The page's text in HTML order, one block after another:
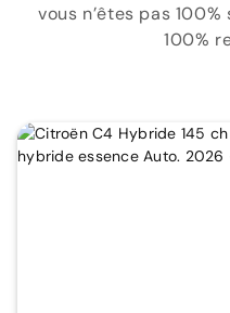
vous n’êtes pas
100%